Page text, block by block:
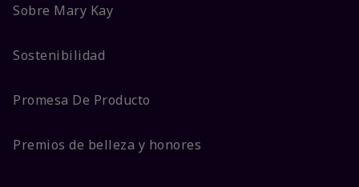
Sobre Mary Kay
Sostenibilidad
Promesa De Producto
Premios de belleza y honores